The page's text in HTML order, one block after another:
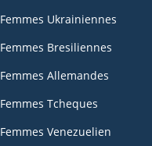
Femmes Ukrainiennes
Femmes Bresiliennes
Femmes Allemandes
Femmes Tcheques
Femmes Venezuelien